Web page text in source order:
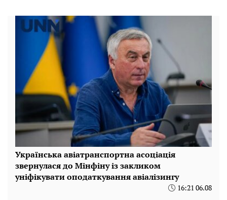
Українська авіатранспортна асоціація
звернулася до Мінфіну із закликом
уніфікувати оподаткування авіалізингу
16:21 06.08